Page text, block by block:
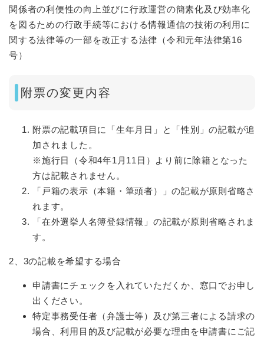
関係者の利便性の向上並びに行政運営の簡素化及び効率化
を図るための行政手続等における情報通信の技術の利用に
関する法律等の一部を改正する法律（令和元年法律第16
号）
附票の変更内容
附票の記載項目に「生年月日」と「性別」の記載が追
加されました。
​※施行日（令和4年1月11日）より前に除籍となった
方は記載されません。
「戸籍の表示（本籍・筆頭者）」の記載が原則省略さ
れます。
「在外選挙人名簿登録情報」の記載が原則省略されま
す。
2、3の記載を希望する場合
申請書にチェックを入れていただくか、窓口でお申し
出ください。
特定事務受任者（弁護士等）及び第三者による請求の
場合、利用目的及び記載が必要な理由を申請書にご記